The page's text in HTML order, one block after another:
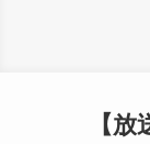
【